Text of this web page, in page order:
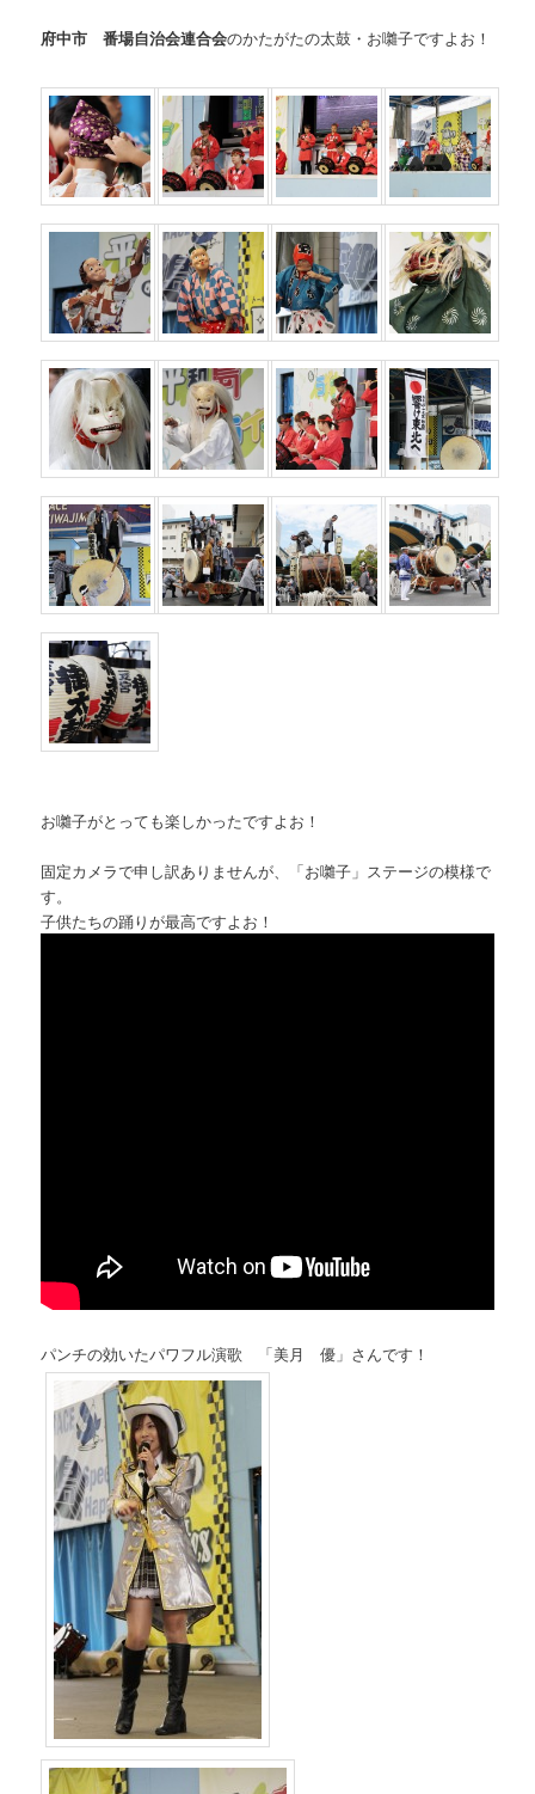
府中市 番場自治会連合会のかたがたの太鼓・お囃子ですよお！
お囃子がとっても楽しかったですよお！
固定カメラで申し訳ありませんが、「お囃子」ステージの模様で
す。
子供たちの踊りが最高ですよお！
パンチの効いたパワフル演歌 「美月 優」さんです！